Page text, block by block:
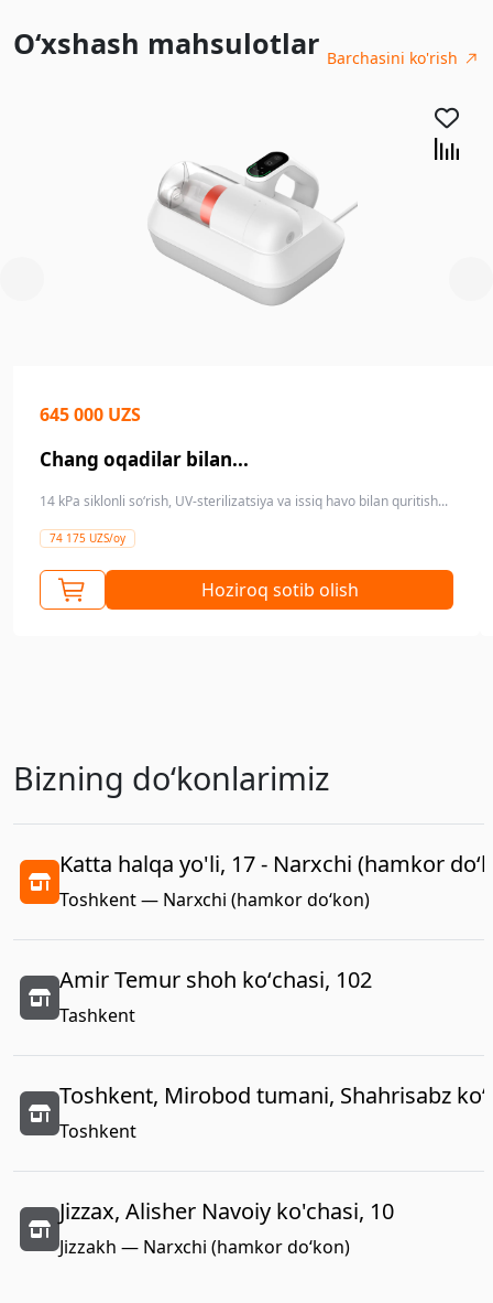
O‘xshash mahsulotlar Barchasini ko'rish
645 000 UZS
Chang oqadilar bilan...
14 kPa siklonli so‘rish, UV-sterilizatsiya va issiq havo bilan quritish...
74 175 UZS/oy
Hoziroq sotib olish
Bizning doʻkonlarimiz
Katta halqa yo'li, 17 - Narxchi (hamkor
Toshkent — Narxchi (hamkor do‘kon)
Amir Temur shoh koʻchasi, 102
Tashkent
Toshkent, Mirobod tumani, Shahrisabz
Toshkent
Jizzax, Alisher Navoiy ko'chasi, 10
Jizzakh — Narxchi (hamkor do‘kon)